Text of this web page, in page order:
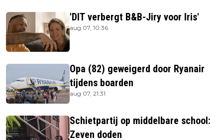
'DIT verbergt B&B-Jiry voor Iris'
aug 07, 10:36
Opa (82) geweigerd door Ryanair
tijdens boarden
aug 07, 21:31
Schietpartij op middelbare school:
Zeven doden